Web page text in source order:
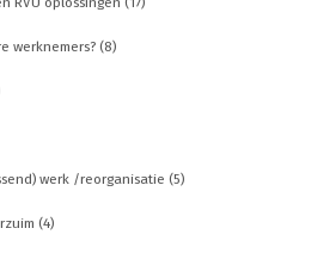
werknemers? (8)
werk /reorganisatie (5)
(4)